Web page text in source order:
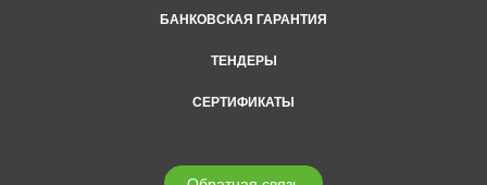
БАНКОВСКАЯ ГАРАНТИЯ
ТЕНДЕРЫ
СЕРТИФИКАТЫ